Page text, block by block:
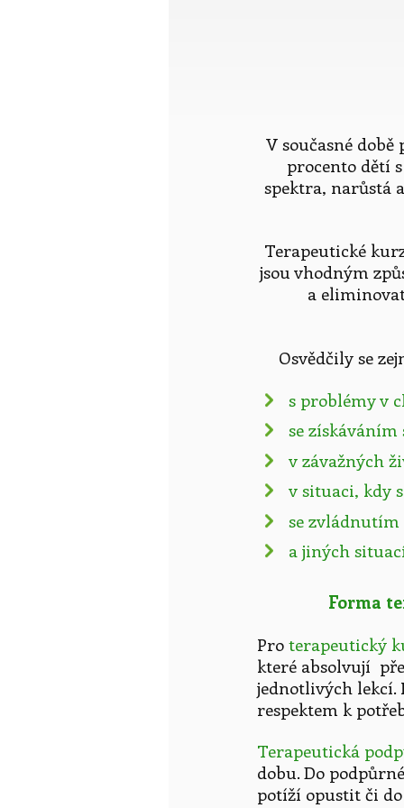
V současné
procento dětí
spektra, narůstá
Terapeutické
jsou vhodným
a
Osvědčily se
s problémy v
se získáváním
v závažných
v situaci, kdy
se zvládnutím
a jiných
Forma
Proterapeutický
které absolvují
jednotlivých lekcí.
respektem k
Terapeutická
dobu. Do
potíží opustit či